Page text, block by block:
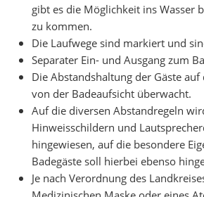
gibt es die Möglichkeit ins Wasser
zu kommen.
Die Laufwege sind markiert und
Separater Ein- und Ausgang zum
Die Abstandshaltung der Gäste
von der Badeaufsicht überwacht.
Auf die diversen Abstandregeln
Hinweisschildern und
hingewiesen, auf die besondere
Badegäste soll hierbei ebenso
Je nach Verordnung des